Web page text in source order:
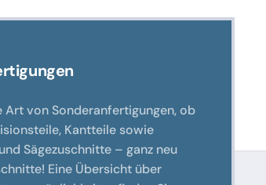
Art von Sonderanfertigungen, ob
Kantteile sowie
Sägezuschnitte – ganz neu
Eine Übersicht über